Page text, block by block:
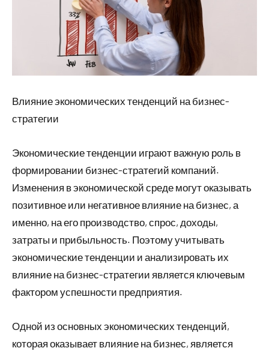
Влияние экономических тенденций на бизнес-
стратегии
Экономические тенденции играют важную роль в
формировании бизнес-стратегий компаний.
Изменения в экономической среде могут оказывать
позитивное или негативное влияние на бизнес, а
именно, на его производство, спрос, доходы,
затраты и прибыльность. Поэтому учитывать
экономические тенденции и анализировать их
влияние на бизнес-стратегии является ключевым
фактором успешности предприятия.
Одной из основных экономических тенденций,
которая оказывает влияние на бизнес, является